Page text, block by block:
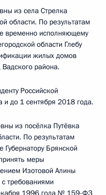
из села Стрелка
области. По результатам
временно исполняющему
области Глебу
жилых домов
района.
Российской
до 1 сентября 2018 года.
из посёлка Путёвка
По результатам
Губернатору Брянской
меры
Изотовой Алины
требованиями
1996 года № 159-ФЗ